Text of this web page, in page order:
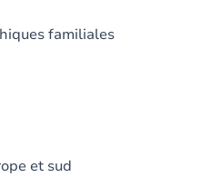
familiales
et sud